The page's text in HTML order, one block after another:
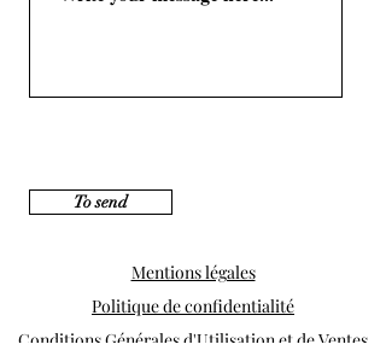
To send
Mentions légales
Politique de confidentialité
Conditions Générales d'Utilisation et de Ventes